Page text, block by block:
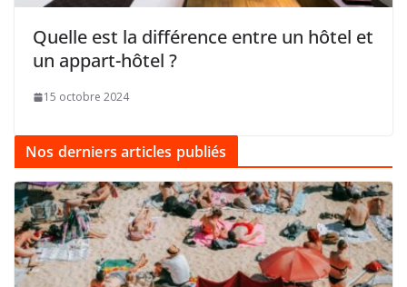
Quelle est la différence entre un hôtel et
un appart-hôtel ?
15 octobre 2024
Nos derniers articles publiés